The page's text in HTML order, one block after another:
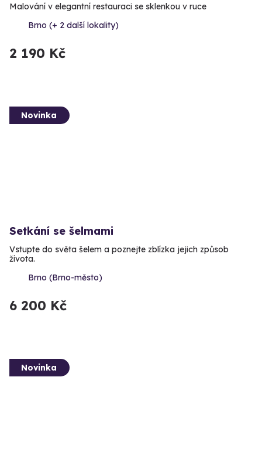
Malování v elegantní restauraci se sklenkou v ruce
Brno (+ 2 další lokality)
2 190 Kč
Novinka
Setkání se šelmami
Vstupte do světa šelem a poznejte zblízka jejich způsob
života.
Brno (Brno-město)
6 200 Kč
Novinka